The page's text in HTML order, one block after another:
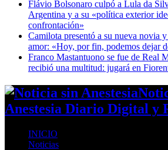
Flávio Bolsonaro culpó a Lula da
Argentina y a su «política exterior
confrontación»
Camilota presentó a su nueva novia
amor: «Hoy, por fin, podemos dejar
Franco Mastantuono se fue de Real
recibió una multitud: jugará en
Anestesia Diario Digital y
INICIO
Noticias